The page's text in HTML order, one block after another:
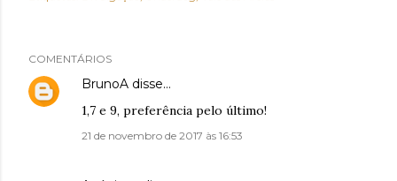
COMENTÁRIOS
BrunoA disse…
1,7 e 9, preferência pelo último!
21 de novembro de 2017 às 16:53